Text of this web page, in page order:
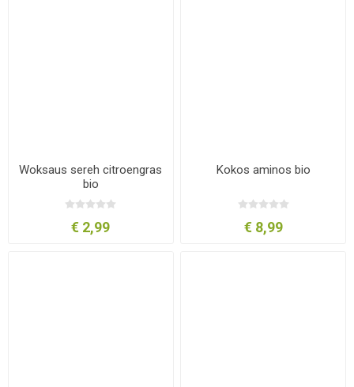
Woksaus sereh citroengras
bio
€ 2,99
Kokos aminos bio
€ 8,99